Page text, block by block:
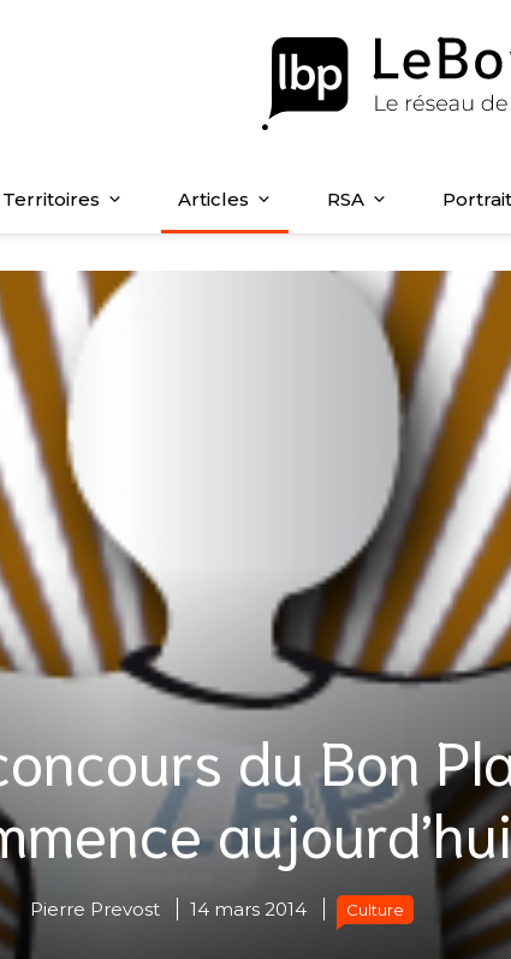
Territoires Articles RSA
du Bon
Pierre Prevost 14 mars 2014 Culture